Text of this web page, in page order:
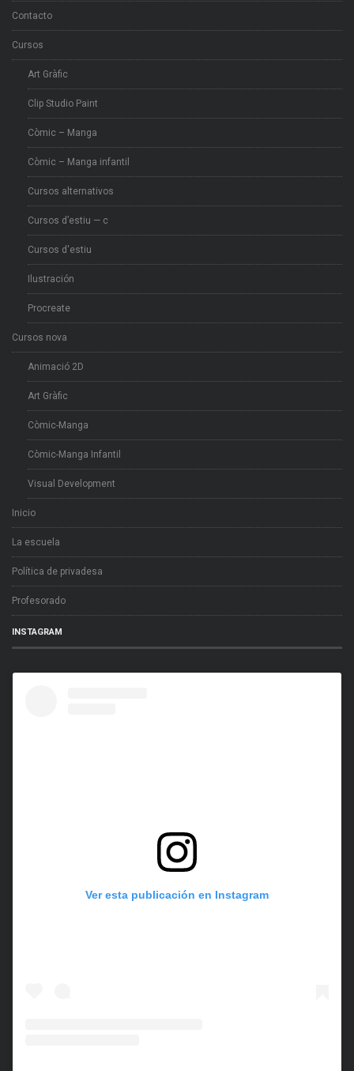
Contacto
Cursos
Art Gràfic
Clip Studio Paint
Còmic – Manga
Còmic – Manga infantil
Cursos alternativos
Cursos d’estiu — c
Cursos d'estiu
Ilustración
Procreate
Cursos nova
Animació 2D
Art Gràfic
Còmic-Manga
Còmic-Manga Infantil
Visual Development
Inicio
La escuela
Política de privadesa
Profesorado
INSTAGRAM
Ver esta publicación en Instagram